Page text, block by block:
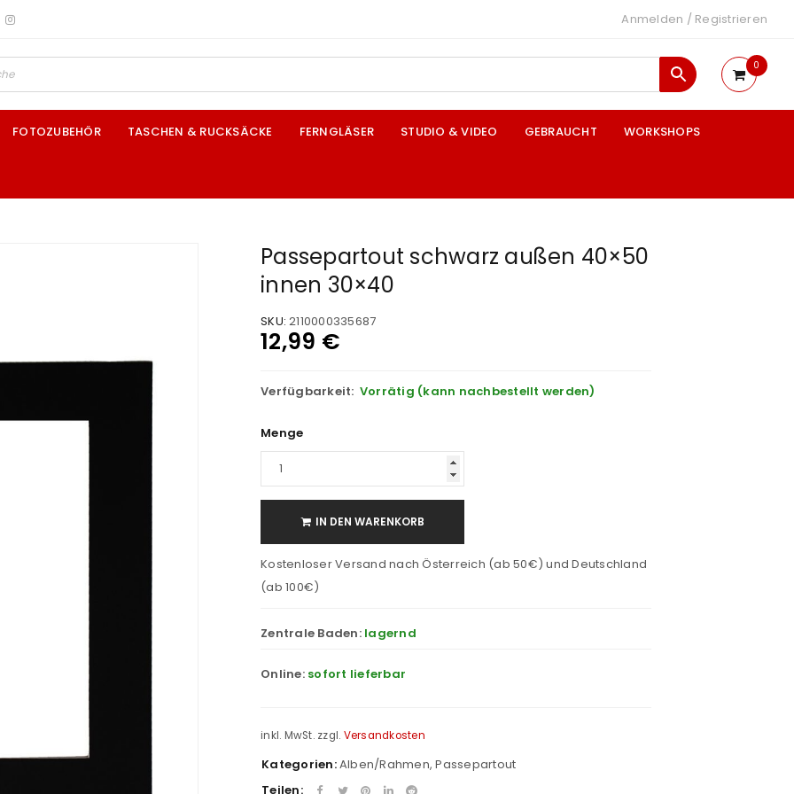
Anmelden / Registrieren
0
FOTOZUBEHÖR TASCHEN & RUCKSÄCKE FERNGLÄSER STUDIO & VIDEO GEBRAUCHT WORKSHOPS
Passepartout schwarz außen 40×50
innen 30×40
SKU: 2110000335687
12,99 €
Verfügbarkeit: Vorrätig (kann nachbestellt werden)
Menge
IN DEN WARENKORB
Kostenloser Versand nach Österreich (ab 50€) und Deutschland
(ab 100€)
Zentrale Baden: lagernd
Online: sofort lieferbar
inkl. MwSt. zzgl. Versandkosten
Kategorien:Alben/Rahmen,Passepartout
Teilen: